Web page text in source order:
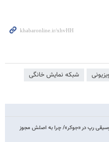
شبکه نمایش خانگی
رپ در «جوکر»/ چرا به اصلش مجوز